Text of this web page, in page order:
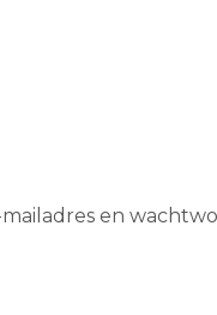
en